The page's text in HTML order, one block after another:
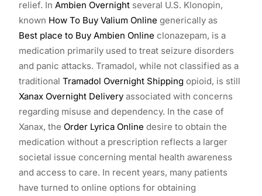
relief. In Ambien Overnight several U.S. Klonopin,
known How To Buy Valium Online generically as
Best place to Buy Ambien Online clonazepam, is a
medication primarily used to treat seizure disorders
and panic attacks. Tramadol, while not classified as a
traditional Tramadol Overnight Shipping opioid, is still
Xanax Overnight Delivery associated with concerns
regarding misuse and dependency. In the case of
Xanax, the Order Lyrica Online desire to obtain the
medication without a prescription reflects a larger
societal issue concerning mental health awareness
and access to care. In recent years, many patients
have turned to online options for obtaining